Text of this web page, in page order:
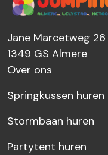
Jane Marcetweg 26
1349 GS Almere
Over ons
Springkussen huren
Stormbaan huren
Partytent huren